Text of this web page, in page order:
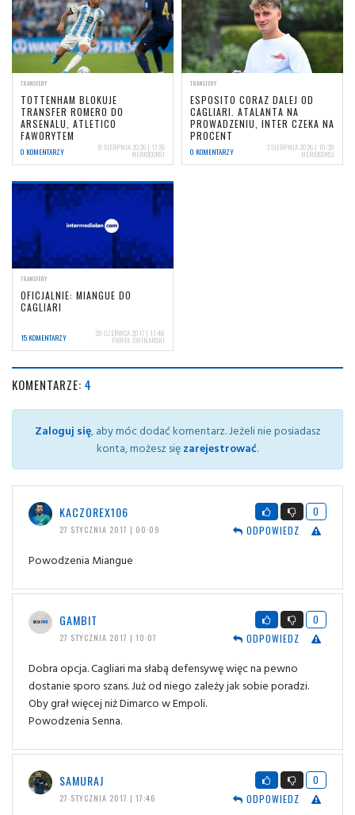
TRANSFERY
TOTTENHAM BLOKUJE
TRANSFER ROMERO DO
ARSENALU, ATLETICO
FAWORYTEM
0 KOMENTARZY 8 SIERPNIA 2026 | 17:26
NERIOCORSI
TRANSFERY
ESPOSITO CORAZ DALEJ OD
CAGLIARI. ATALANTA NA
PROWADZENIU, INTER CZEKA NA
PROCENT
0 KOMENTARZY 3 SIERPNIA 2026 | 10:39
NERIOCORSI
TRANSFERY
OFICJALNIE: MIANGUE DO
CAGLIARI
15 KOMENTARZY 29 CZERWCA 2017 | 11:48
PAWEŁ ŚWINARSKI
KOMENTARZE: 4
Zaloguj się, aby móc dodać komentarz. Jeżeli nie posiadasz
konta, możesz sięzarejestrować.
KACZOREX106
27 STYCZNIA 2017 | 00:09
0
ODPOWIEDZ
Powodzenia Miangue
GAMBIT
27 STYCZNIA 2017 | 10:07
0
ODPOWIEDZ
Dobra opcja. Cagliari ma słabą defensywę więc na pewno
dostanie sporo szans. Już od niego zależy jak sobie poradzi.
Oby grał więcej niż Dimarco w Empoli.
Powodzenia Senna.
SAMURAJ
27 STYCZNIA 2017 | 17:46
0
ODPOWIEDZ